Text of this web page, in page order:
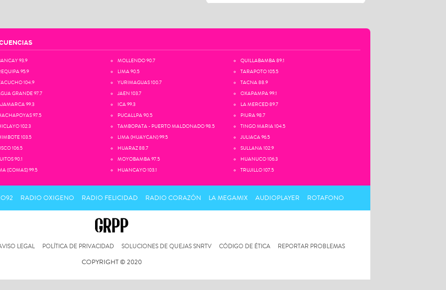
93.9
95.9
104.9
GRANDE 97.7
99.3
97.5
102.3
103.5
106.5
90.1
(COMAS) 99.5
MOLLENDO 90.7
LIMA 90.5
YURIMAGUAS 100.7
JAEN 103.7
ICA 99.3
PUCALLPA 90.5
TAMBOPATA - PUERTO MALDONADO 98.5
LIMA (HUAYCAN) 99.5
HUARAZ 88.7
MOYOBAMBA 97.5
HUANCAYO 103.1
QUILLABAMBA 89.1
TARAPOTO 105.5
TACNA 88.9
OXAPAMPA 99.1
LA MERCED 89.7
PIURA 98.7
TINGO MARIA 104.5
JULIACA 96.5
SULLANA 102.9
HUANUCO 106.3
TRUJILLO 107.5
RADIO OXIGENO RADIO FELICIDAD RADIO CORAZÓN LA MEGAMIX AUDIOPLAYER ROTAFONO
LEGAL POLÍTICA DE PRIVACIDAD SOLUCIONES DE QUEJAS SNRTV CÓDIGO DE ÉTICA REPORTAR PROBLEMAS
COPYRIGHT © 2020